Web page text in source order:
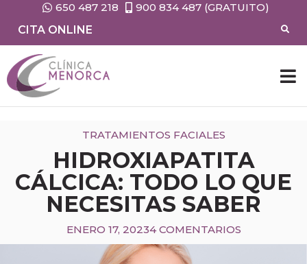
650 487 218
900 834 487 (GRATUITO)
CITA ONLINE
TRATAMIENTOS FACIALES
HIDROXIAPATITA
CÁLCICA: TODO LO QUE
NECESITAS SABER
ENERO 17, 20234 COMENTARIOS